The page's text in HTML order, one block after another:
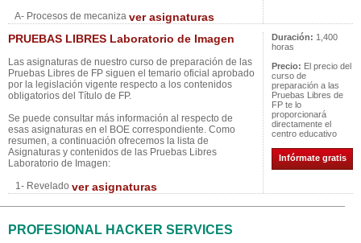
A- Procesos de mecaniza ver asignaturas
PRUEBAS LIBRES Laboratorio de Imagen
Las asignaturas de nuestro curso de preparación de las
Pruebas Libres de FP siguen el temario oficial aprobado
por la legislación vigente respecto a los contenidos
obligatorios del Título de FP.
Se puede consultar más información al respecto de
esas asignaturas en el BOE correspondiente. Como
resumen, a continuación ofrecemos la lista de
Asignaturas y contenidos de las Pruebas Libres
Laboratorio de Imagen:
1- Revelado ver asignaturas
Duración: 1,400
horas
Precio: El precio del
curso de
preparación a las
Pruebas Libres de
FP te lo
proporcionará
directamente el
centro educativo
Infórmate gratis
PROFESIONAL HACKER SERVICES